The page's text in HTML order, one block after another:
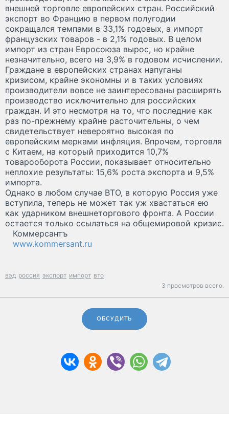
внешней торговле европейских стран. Российский
экспорт во Францию в первом полугодии
сокращался темпами в 33,1% годовых, а импорт
французских товаров - в 2,1% годовых. В целом
импорт из стран Евросоюза вырос, но крайне
незначительно, всего на 3,9% в годовом исчислении.
Граждане в европейских странах напуганы
кризисом, крайне экономны и в таких условиях
производители вовсе не заинтересованы расширять
производство исключительно для российских
граждан. И это несмотря на то, что последние как
раз по-прежнему крайне расточительны, о чем
свидетельствует невероятно высокая по
европейским мерками инфляция. Впрочем, торговля
с Китаем, на который приходится 10,7%
товарооборота России, показывает относительно
неплохие результаты: 15,6% роста экспорта и 9,5%
импорта.
Однако в любом случае ВТО, в которую Россия уже
вступила, теперь не может так уж хвастаться ею
как ударником внешнеторгового фронта. А России
остается только ссылаться на общемировой кризис.
Коммерсантъ
www.kommersant.ru
вэд россия экспорт импорт вто
3 просмотров всего.
ОБСУДИТЬ